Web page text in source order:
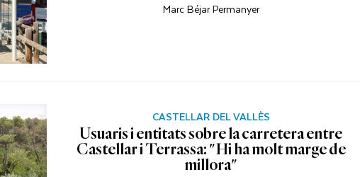
Marc Béjar Permanyer
CASTELLAR DEL VALLÈS
Usuaris i entitats sobre la carretera entre
Castellar i Terrassa: "Hi ha molt marge de
millora"